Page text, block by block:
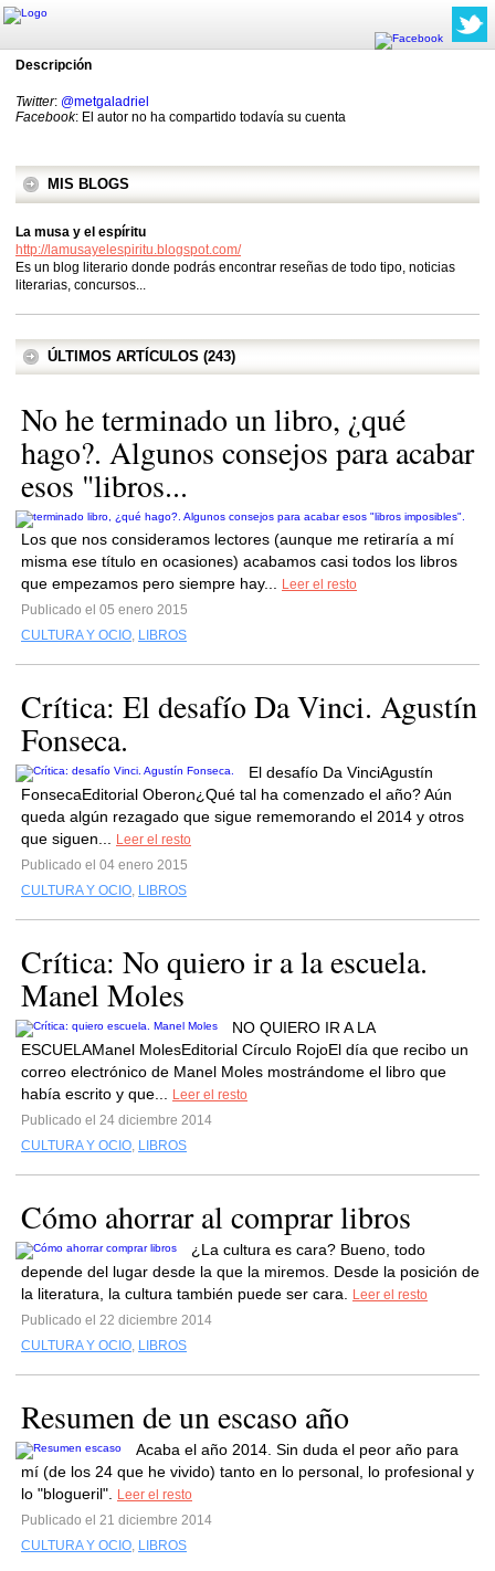
Descripción
Twitter: @metgaladriel
Facebook: El autor no ha compartido todavía su cuenta
MIS BLOGS
La musa y el espíritu
http://lamusayelespiritu.blogspot.com/
Es un blog literario donde podrás encontrar reseñas de todo tipo, noticias
literarias, concursos...
ÚLTIMOS ARTÍCULOS (243)
No he terminado un libro, ¿qué
hago?. Algunos consejos para acabar
esos "libros...
Los que nos consideramos lectores (aunque me retiraría a mí
misma ese título en ocasiones) acabamos casi todos los libros
que empezamos pero siempre hay...
Leer el resto
Publicado el 05 enero 2015
CULTURA Y OCIO, LIBROS
Crítica: El desafío Da Vinci. Agustín
Fonseca.
El desafío Da VinciAgustín
FonsecaEditorial Oberon¿Qué tal ha comenzado el año? Aún
queda algún rezagado que sigue rememorando el 2014 y otros
que siguen...
Leer el resto
Publicado el 04 enero 2015
CULTURA Y OCIO, LIBROS
Crítica: No quiero ir a la escuela.
Manel Moles
NO QUIERO IR A LA
ESCUELAManel MolesEditorial Círculo RojoEl día que recibo un
correo electrónico de Manel Moles mostrándome el libro que
había escrito y que...
Leer el resto
Publicado el 24 diciembre 2014
CULTURA Y OCIO, LIBROS
Cómo ahorrar al comprar libros
¿La cultura es cara? Bueno, todo
depende del lugar desde la que la miremos. Desde la posición de
la literatura, la cultura también puede ser cara.
Leer el resto
Publicado el 22 diciembre 2014
CULTURA Y OCIO, LIBROS
Resumen de un escaso año
Acaba el año 2014. Sin duda el peor año para
mí (de los 24 que he vivido) tanto en lo personal, lo profesional y
lo "blogueril".
Leer el resto
Publicado el 21 diciembre 2014
CULTURA Y OCIO, LIBROS